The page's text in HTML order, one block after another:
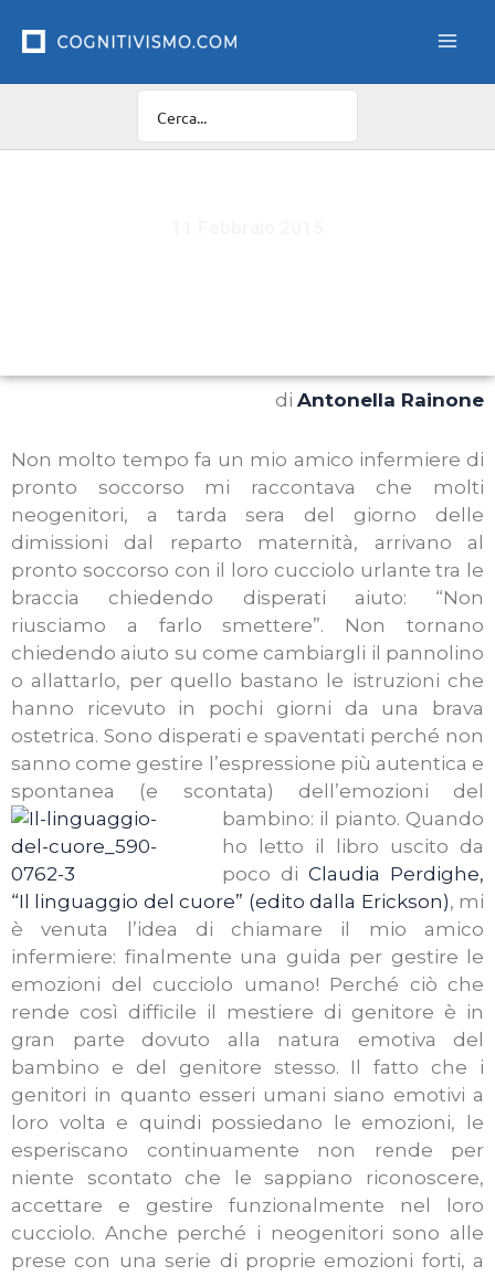
di Antonella Rainone
Non molto tempo fa un mio amico infermiere di
pronto soccorso mi raccontava che molti
neogenitori, a tarda sera del giorno delle
dimissioni dal reparto maternità, arrivano al
pronto soccorso con il loro cucciolo urlante tra le
braccia chiedendo disperati aiuto: “Non
riusciamo a farlo smettere”. Non tornano
chiedendo aiuto su come cambiargli il pannolino
o allattarlo, per quello bastano le istruzioni che
hanno ricevuto in pochi giorni da una brava
ostetrica. Sono disperati e spaventati perché non
sanno come gestire l’espressione più autentica e
spontanea (e scontata) dell’emozioni del
bambino: il pianto. Quando
ho letto il libro uscito da
poco di Claudia Perdighe,
“Il linguaggio del cuore” (edito dalla Erickson), mi
è venuta l’idea di chiamare il mio amico
infermiere: finalmente una guida per gestire le
emozioni del cucciolo umano! Perché ciò che
rende così difficile il mestiere di genitore è in
gran parte dovuto alla natura emotiva del
bambino e del genitore stesso. Il fatto che i
genitori in quanto esseri umani siano emotivi a
loro volta e quindi possiedano le emozioni, le
esperiscano continuamente non rende per
niente scontato che le sappiano riconoscere,
accettare e gestire funzionalmente nel loro
cucciolo. Anche perché i neogenitori sono alle
prese con una serie di proprie emozioni forti, a